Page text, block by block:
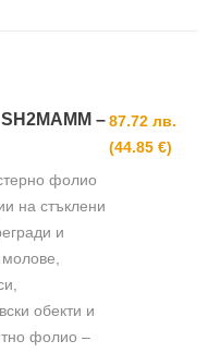
–
фолио
на стъклени
и
обекти и
фолио –
87.72 лв.
(44.85 €)